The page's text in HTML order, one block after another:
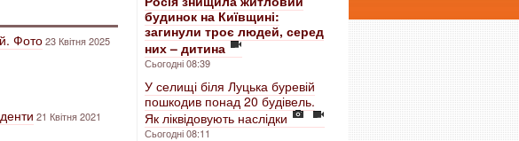
Фото23 Квітня 2025
21 Квітня 2021
будинок на Київщині:
загинули троє людей, серед
них – дитина
Сьогодні 08:39
У селищі біля Луцька буревій
пошкодив понад 20 будівель.
Як ліквідовують наслідки
Сьогодні 08:11